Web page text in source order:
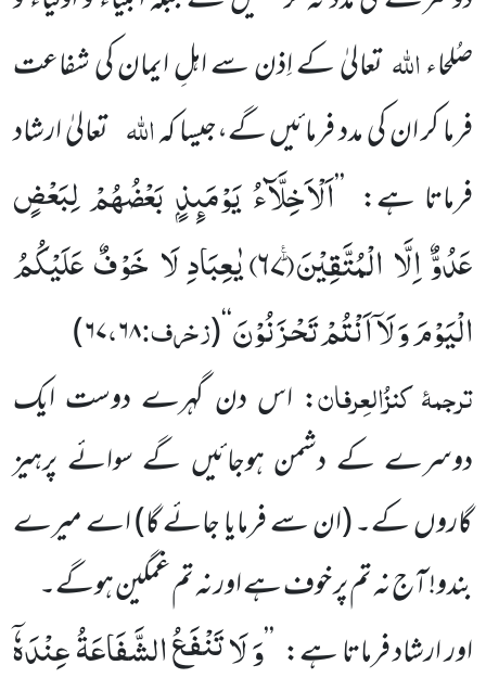
صُلحاءاللہتعالیٰ کے اِذن سے اہلِ ایمان کی شفاعت
فرما کر ان کی مدد فرمائیں گے،جیسا کہاللہ تعالیٰ ارشاد
فرماتا ہے: ’’اَلْاَخِلَّآءُ یَوْمَىٕذٍۭ بَعْضُهُمْ لِبَعْضٍ
عَدُوٌّ اِلَّا الْمُتَّقِیْنَؕ۠(۶۷) یٰعِبَادِ لَا خَوْفٌ عَلَیْكُمُ
الْیَوْمَ وَ لَاۤ اَنْتُمْ تَحْزَنُوْنَ‘‘(زخرف: ۶۷،۶۸ )
ترجمۂ کنزُالعِرفان: اس دن گہرے دوست ایک
دوسرے کے دشمن ہوجائیں گے سوائے پرہیز
گاروں کے۔ (ان سے فرمایا جائے گا) اے میرے
بندو! آج نہ تم پر خوف ہے اور نہ تم غمگین ہوگے۔
اور ارشاد فرماتا ہے: ’’وَ لَا تَنْفَعُ الشَّفَاعَةُ عِنْدَهٗۤ